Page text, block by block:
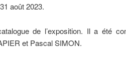
août 2023.
de l’exposition. Il a été
et Pascal SIMON.